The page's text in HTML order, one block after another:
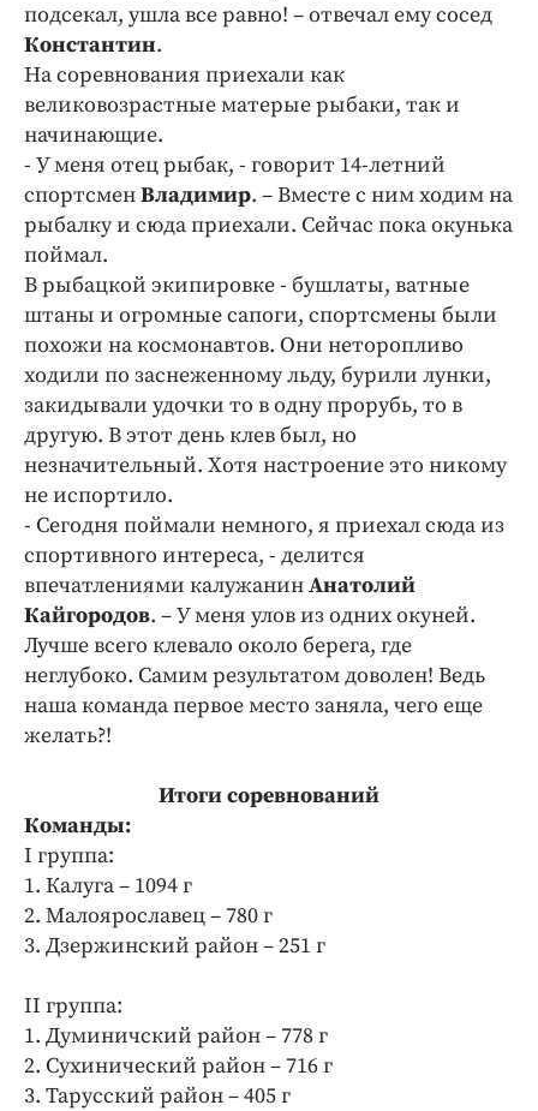
подсекал, ушла все равно! – отвечал ему сосед
Константин.
На соревнования приехали как
великовозрастные матерые рыбаки, так и
начинающие.
- У меня отец рыбак, - говорит 14-летний
спортсменВладимир. – Вместе с ним ходим на
рыбалку и сюда приехали. Сейчас пока окунька
поймал.
В рыбацкой экипировке - бушлаты, ватные
штаны и огромные сапоги, спортсмены были
похожи на космонавтов. Они неторопливо
ходили по заснеженному льду, бурили лунки,
закидывали удочки то в одну прорубь, то в
другую. В этот день клев был, но
незначительный. Хотя настроение это никому
не испортило.
- Сегодня поймали немного, я приехал сюда из
спортивного интереса, - делится
впечатлениями калужанинАнатолий
Кайгородов. – У меня улов из одних окуней.
Лучше всего клевало около берега, где
неглубоко. Самим результатом доволен! Ведь
наша команда первое место заняла, чего еще
желать?!
Итоги соревнований
Команды:
I группа:
1. Калуга – 1094 г
2. Малоярославец – 780 г
3. Дзержинский район – 251 г
II группа:
1. Думиничский район – 778 г
2. Сухинический район – 716 г
3. Тарусский район – 405 г